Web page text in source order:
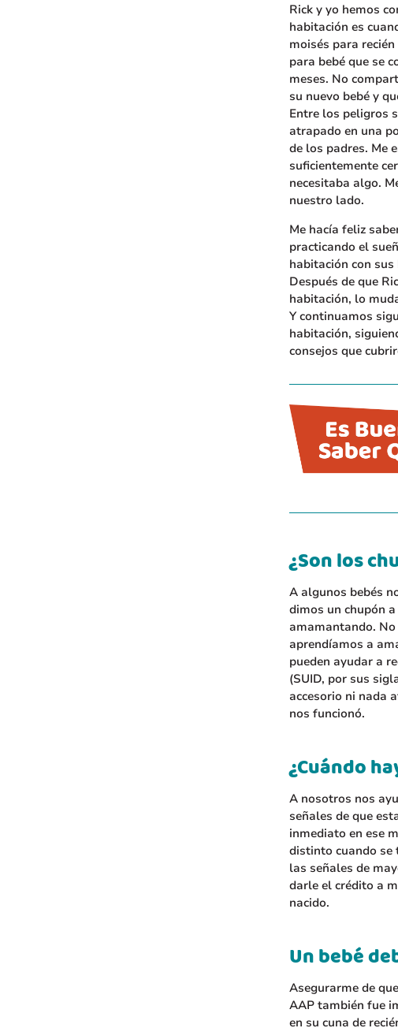
Rick y yo hemos
habitación es
moisés para
para bebé que se
meses. No
su nuevo bebé y
Entre los peligros
atrapado en una
de los padres. Me
suficientemente
necesitaba algo.
nuestro lado.
Me hacía feliz
practicando el
habitación con sus
Después de que
habitación, lo
Y continuamos
habitación,
consejos que
¿Son los
A algunos bebés
dimos un chupón
amamantando.
aprendíamos a
pueden ayudar a
(SUID, por sus
accesorio ni nada
nos funcionó.
¿Cuándo
A nosotros nos
señales de que
inmediato en ese
distinto cuando se
las señales de
darle el crédito a
nacido.
Un bebé
Asegurarme de
AAP también fue
en su cuna de